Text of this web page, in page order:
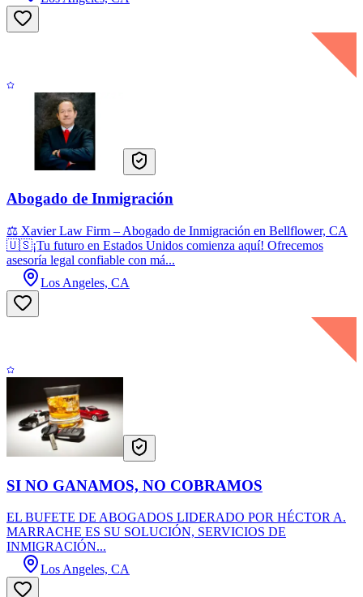
Abogado de Inmigración
⚖️ Xavier Law Firm – Abogado de Inmigración en Bellflower, CA
🇺🇸¡Tu futuro en Estados Unidos comienza aquí! Ofrecemos
asesoría legal confiable con má...
Los Angeles, CA
SI NO GANAMOS, NO COBRAMOS
EL BUFETE DE ABOGADOS LIDERADO POR HÉCTOR A.
MARRACHE ES SU SOLUCIÓN, SERVICIOS DE
INMIGRACIÓN...
Los Angeles, CA